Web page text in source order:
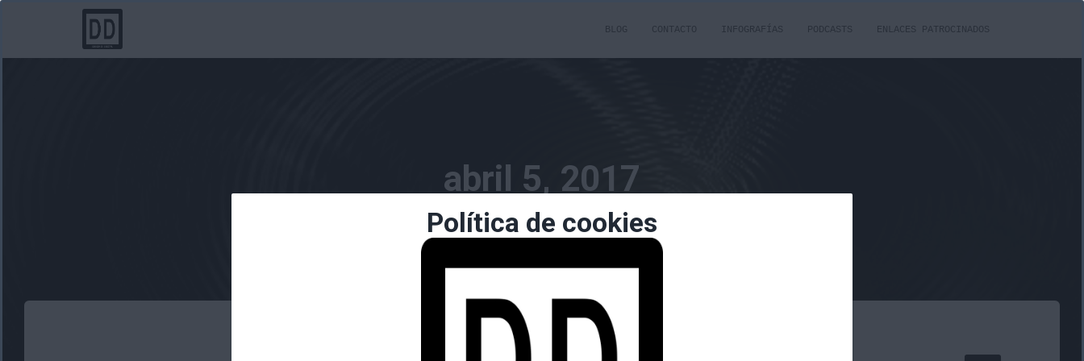
BLOG CONTACTO INFOGRAFÍAS PODCASTS ENLACES PATROCINADOS
abril 5, 2017
Política de cookies